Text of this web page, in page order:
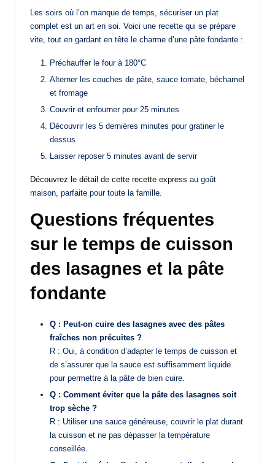
Les soirs où l’on manque de temps, sécuriser un plat
complet est un art en soi. Voici une recette qui se prépare
vite, tout en gardant en tête le charme d’une pâte fondante :
Préchauffer le four à 180°C
Alterner les couches de pâte, sauce tomate, béchamel
et fromage
Couvrir et enfourner pour 25 minutes
Découvrir les 5 dernières minutes pour gratiner le
dessus
Laisser reposer 5 minutes avant de servir
Découvrez le détail de cette recette express au goût
maison, parfaite pour toute la famille.
Questions fréquentes
sur le temps de cuisson
des lasagnes et la pâte
fondante
Q : Peut-on cuire des lasagnes avec des pâtes
fraîches non précuites ?
R : Oui, à condition d’adapter le temps de cuisson et
de s’assurer que la sauce est suffisamment liquide
pour permettre à la pâte de bien cuire.
Q : Comment éviter que la pâte des lasagnes soit
trop sèche ?
R : Utiliser une sauce généreuse, couvrir le plat durant
la cuisson et ne pas dépasser la température
conseillée.